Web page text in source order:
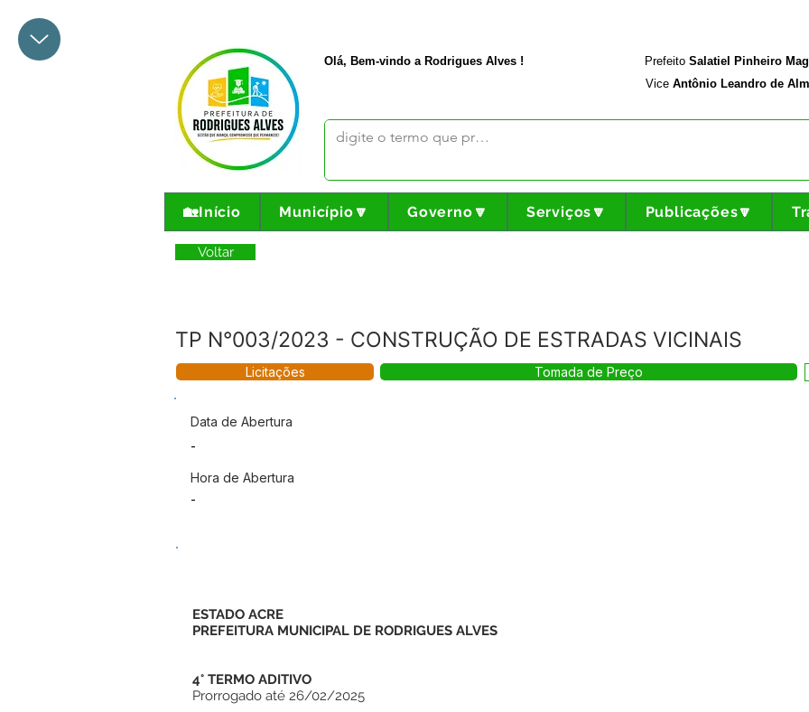
Olá, Bem-vindo a Rodrigues Alves ! Prefeito Salatiel Pinheiro
Vice Antônio Leandro de
🏡Início Município🔽 Governo🔽 Serviços🔽 Publicações🔽
Voltar
TP N°003/2023 - CONSTRUÇÃO DE ESTRADAS VICINAIS
Licitações Tomada de Preço
Data de Abertura
-
Hora de Abertura
-
ESTADO ACRE
PREFEITURA MUNICIPAL DE RODRIGUES ALVES
4° TERMO ADITIVO
Prorrogado até 26/02/2025